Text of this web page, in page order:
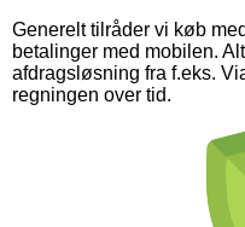
Generelt tilråder vi køb
betalinger med mobilen.
afdragsløsning fra f.eks.
regningen over tid.